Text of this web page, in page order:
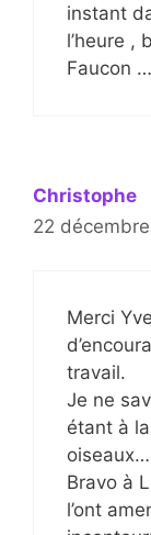
instant
l’heure ,
Faucon
Christophe
22
Merci
travail.
Je ne
étant à
Bravo à
l’ont